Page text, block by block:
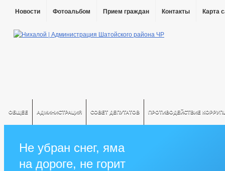
Новости Фотоальбом Прием граждан Контакты Карта
ОБЩЕЕ АДМИНИСТРАЦИЯ СОВЕТ ДЕПУТАТОВ ПРОТИВОДЕЙСТВИЕ
Не убран снег, яма
на дороге, не горит